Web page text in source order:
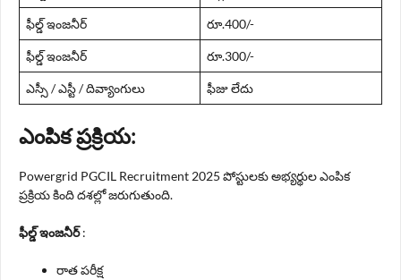
ఫీల్డ్ ఇంజనీర్ రూ.400/-
ఫీల్డ్ ఇంజనీర్ రూ.300/-
ఎస్సీ / ఎస్టీ / దివ్యాంగులు ఫీజు లేదు
ఎంపిక ప్రక్రియ:
Powergrid PGCIL Recruitment 2025 పోస్టులకు అభ్యర్థుల ఎంపిక
ప్రక్రియ కింది దశల్లో జరుగుతుంది.
ఫీల్డ్ ఇంజనీర్:
రాత పరీక్ష